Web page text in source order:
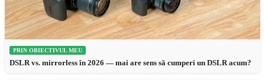
PRIN OBIECTIVUL MEU
DSLR vs. mirrorless în 2026 — mai are sens să cumperi un DSLR acum?